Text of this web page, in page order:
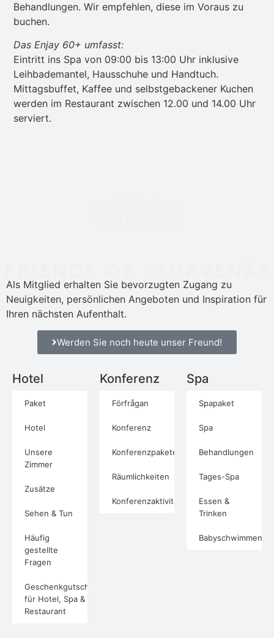
Behandlungen. Wir empfehlen, diese im Voraus zu
buchen.
Das Enjay 60+ umfasst:
Eintritt ins Spa von 09:00 bis 13:00 Uhr inklusive
Leihbademantel, Hausschuhe und Handtuch.
Mittagsbuffet, Kaffee und selbstgebackener Kuchen
werden im Restaurant zwischen 12.00 und 14.00 Uhr
serviert.
Als Mitglied erhalten Sie bevorzugten Zugang zu
Neuigkeiten, persönlichen Angeboten und Inspiration für
Ihren nächsten Aufenthalt.
Werden Sie noch heute unser Freund!
Hotel
Paket
Hotel
Unsere
Zimmer
Zusätze
Sehen & Tun
Häufig
gestellte
Fragen
Geschenkgutschein
für Hotel, Spa &
Restaurant
Konferenz
Förfrågan
Konferenz
Konferenzpakete
Räumlichkeiten
Konferenzaktivitäten
Spa
Spapaket
Spa
Behandlungen
Tages-Spa
Essen &
Trinken
Babyschwimmen